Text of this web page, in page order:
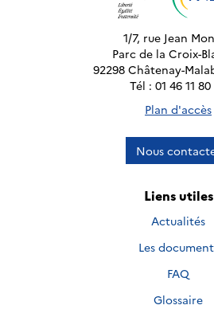
1/7, rue Jean
Parc de la Croix-
92298 Châtenay-
Tél : 01 46 11
Plan d'accès
Nous
Liens utiles
Actualités
Les
FAQ
Glossaire